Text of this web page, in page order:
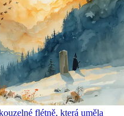
flétně, která uměla